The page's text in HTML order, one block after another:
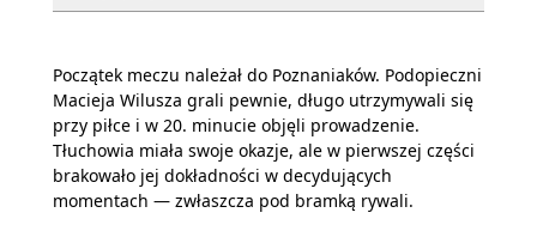
Początek meczu należał do Poznaniaków. Podopieczni
Macieja Wilusza grali pewnie, długo utrzymywali się
przy piłce i w 20. minucie objęli prowadzenie.
Tłuchowia miała swoje okazje, ale w pierwszej części
brakowało jej dokładności w decydujących
momentach — zwłaszcza pod bramką rywali.